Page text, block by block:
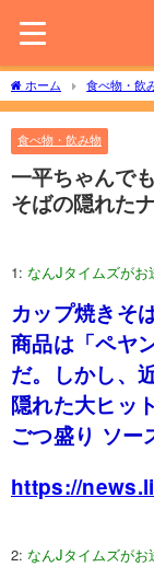
ホーム 食べ物・飲
ばの隠れたナンバーワン
食べ物・飲み物
一平ちゃんで
そばの隠れた
1: なんJタイムズがお
カップ焼きそ
商品は「ペヤ
だ。しかし、
隠れた大ヒッ
ごつ盛り ソー
https://
2: なんJタイムズがお